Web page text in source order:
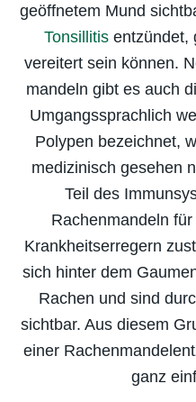
geöffnetem Mund
Tonsillitis entzündet,
vereitert sein können.
mandeln gibt es auch
Umgangssprachlich
Polypen bezeichnet,
medizinisch gesehen
Teil des
Rachenmandeln
Krankheits­erregern
sich hinter dem
Rachen und sind
sichtbar. Aus diesem
einer
ganz